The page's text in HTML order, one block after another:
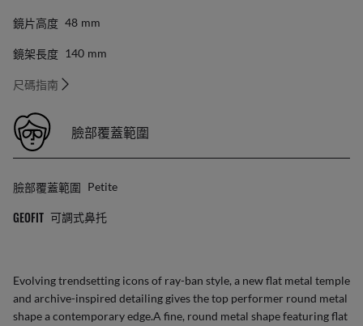
鏡片高度 48 Mm
鏡架長度 140 Mm
尺碼指南
臉部覆蓋範圍
臉部覆蓋範圍 Petite
GEOFIT 可調式鼻托
Evolving trendsetting icons of ray-ban style, a new flat metal temple
and archive-inspired detailing gives the top performer round metal
shape a contemporary edge.A fine, round metal shape featuring flat